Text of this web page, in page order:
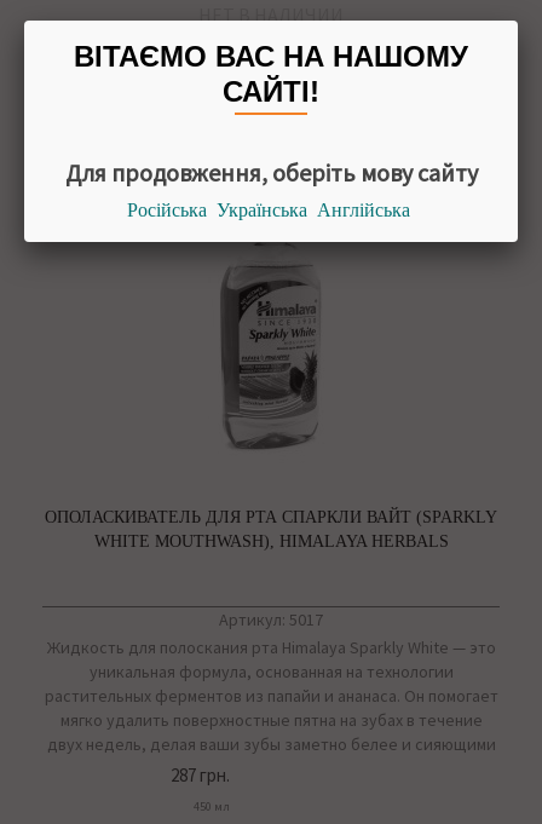
НЕТ В НАЛИЧИИ
Сообщите, когда появится
ОПОЛАСКИВАТЕЛЬ ДЛЯ РТА СПАРКЛИ ВАЙТ (SPARKLY
WHITE MOUTHWASH), HIMALAYA HERBALS
Артикул: 5017
Жидкость для полоскания рта Himalaya Sparkly White — это
уникальная формула, основанная на технологии
растительных ферментов из папайи и ананаса. Он помогает
мягко удалить поверхностные пятна на зубах в течение
двух недель, делая ваши зубы заметно белее и сияющими
287 грн.
450 мл
ВІТАЄМО ВАС НА НАШОМУ
САЙТІ!
Для продовження, оберіть мову сайту
Російська Українська Англійська